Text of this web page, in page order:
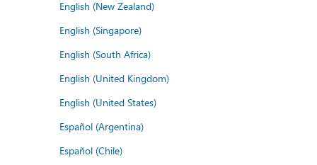
English (New Zealand)
English (Singapore)
English (South Africa)
English (United Kingdom)
English (United States)
Español (Argentina)
Español (Chile)